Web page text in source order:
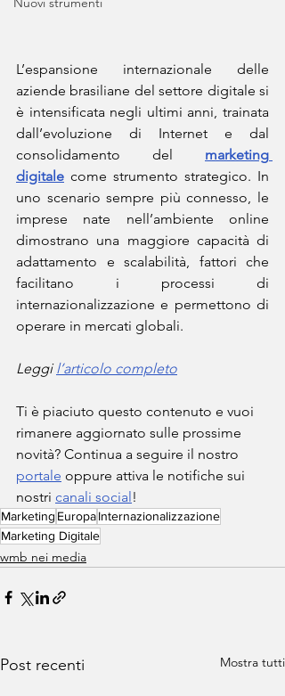
L’espansione internazionale delle
aziende brasiliane del settore digitale si
è intensificata negli ultimi anni, trainata
dall’evoluzione di Internet e dal
consolidamento del marketing
digitale come strumento strategico. In
uno scenario sempre più connesso, le
imprese nate nell’ambiente online
dimostrano una maggiore capacità di
adattamento e scalabilità, fattori che
facilitano i processi di
internazionalizzazione e permettono di
operare in mercati globali.
Leggi l’articolo completo
Ti è piaciuto questo contenuto e vuoi
rimanere aggiornato sulle prossime
novità? Continua a seguire il nostro
portale oppure attiva le notifiche sui
nostri canali social !
Marketing EuropaInternazionalizzazione
Marketing Digitale
wmb nei media
Post recenti Mostra tutti